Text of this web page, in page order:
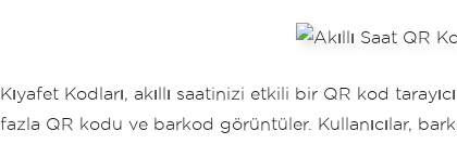
Kıyafet Kodları, akıllı saatinizi etkili bir QR kod
fazla QR kodu ve barkod görüntüler. Kullanıcılar,